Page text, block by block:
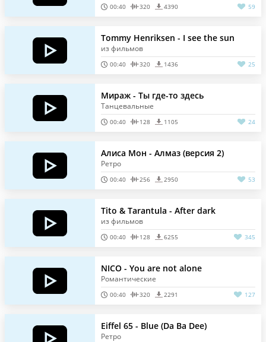
00:40 320 4390 59
Tommy Henriksen - I see the sun
из фильмов
00:40 320 1436 25
Мираж - Ты где-то здесь
Танцевальные
00:40 128 1105 24
Алиса Мон - Алмаз (версия 2)
Ретро
00:40 256 2950 53
Tito & Tarantula - After dark
из фильмов
00:40 128 6255 345
NICO - You are not alone
Романтические
00:40 320 2291 127
Eiffel 65 - Blue (Da Ba Dee)
Ретро